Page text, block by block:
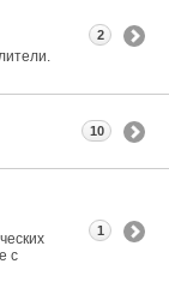
2
10
с
1